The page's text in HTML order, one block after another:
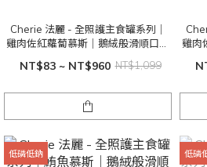
Cherie 法麗 - 全照護主食罐系列｜
雞肉佐紅蘿蔔慕斯｜鵝絨般滑順口感
NT$83 ~ NT$960 NT$1,099
雞肉
低磷低鈉 低磷